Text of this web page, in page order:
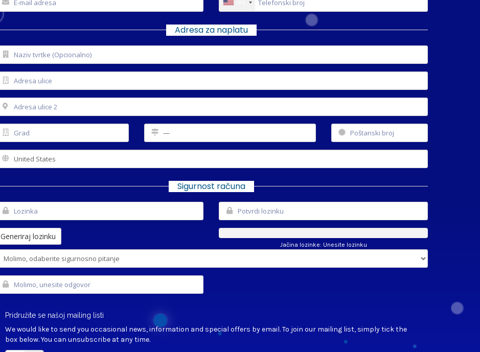
Adresa za naplatu
Sigurnost računa
Generiraj lozinku
Jačina lozinke: Unesite lozinku
Pridružite se našoj mailing listi
We would like to send you occasional news, information and special offers by email. To join our mailing list, simply tick the
box below. You can unsubscribe at any time.